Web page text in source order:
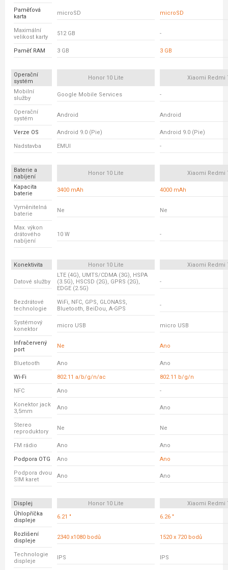
Paměťová
karta
microSD microSD
Maximální
velikost karty
512 GB -
Paměť RAM 3 GB 3 GB
Operační
systém
Honor 10 Lite Xiaomi Redmi
Mobilní
služby
Google Mobile Services -
Operační
systém
Android Android
Verze OS Android 9.0 (Pie) Android 9.0 (Pie)
Nadstavba EMUI -
Baterie a
nabíjení
Honor 10 Lite Xiaomi Redmi
Kapacita
baterie
3400 mAh 4000 mAh
Vyměnitelná
baterie
Ne Ne
Max. výkon
drátového
nabíjení
10 W -
Konektivita Honor 10 Lite Xiaomi Redmi
Datové služby
LTE (4G), UMTS/CDMA (3G), HSPA
(3.5G), HSCSD (2G), GPRS (2G),
EDGE (2.5G)
-
Bezdrátové
technologie
WiFi, NFC, GPS, GLONASS,
Bluetooth, BeiDou, A-GPS
-
Systémový
konektor
micro USB micro USB
Infračervený
port
Ne Ano
Bluetooth Ano Ano
Wi-Fi 802.11 a/b/g/n/ac 802.11 b/g/n
NFC Ano -
Konektor jack
3,5mm
Ano Ano
Stereo
reproduktory
Ne Ne
FM rádio Ano Ano
Podpora OTG Ano Ano
Podpora dvou
SIM karet
Ano Ano
Displej Honor 10 Lite
Xiaomi Redmi
Úhlopříčka
displeje
6.21 " 6.26 "
Rozlišení
displeje
2340 x1080 bodů 1520 x 720 bodů
Technologie
displeje
IPS IPS